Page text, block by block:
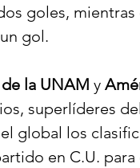
goles,
gol.
de la UNAM y
superlíderes
global los
en C.U.